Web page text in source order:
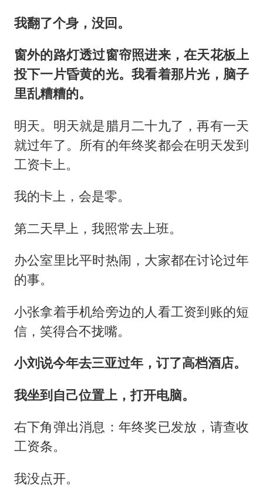
我翻了个身，没回。
窗外的路灯透过窗帘照进来，在天花板上
投下一片昏黄的光。我看着那片光，脑子
里乱糟糟的。
明天。明天就是腊月二十九了，再有一天
就过年了。所有的年终奖都会在明天发到
工资卡上。
我的卡上，会是零。
第二天早上，我照常去上班。
办公室里比平时热闹，大家都在讨论过年
的事。
小张拿着手机给旁边的人看工资到账的短
信，笑得合不拢嘴。
小刘说今年去三亚过年，订了高档酒店。
我坐到自己位置上，打开电脑。
右下角弹出消息：年终奖已发放，请查收
工资条。
我没点开。